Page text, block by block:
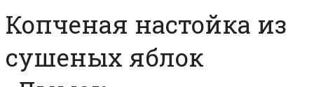
Копченая настойка из
сушеных яблок